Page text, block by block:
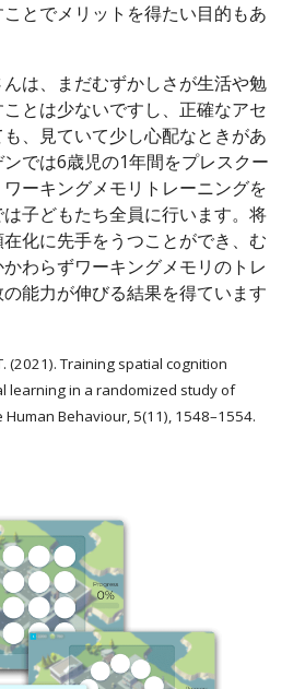
とでメリットを得たい目的もあ
は、まだむずかしさが生活や勉
とは少ないですし、正確なアセ
、見ていて少し心配なときがあ
では6歳児の1年間をプレスクー
ーキングメモリトレーニングを
子どもたち全員に行います。将
化に先手をうつことができ、む
わらずワーキングメモリのトレ
能力が伸びる結果を得ています
(2021). Training spatial cognition
learning in a randomized study of
Behaviour, 5(11), 1548–1554.